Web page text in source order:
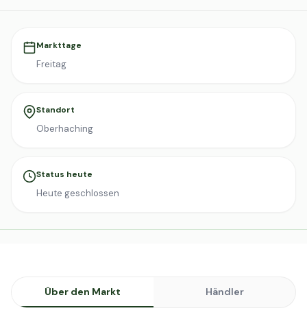
Markttage
Freitag
Standort
Oberhaching
Status heute
Heute geschlossen
Über den Markt Händler